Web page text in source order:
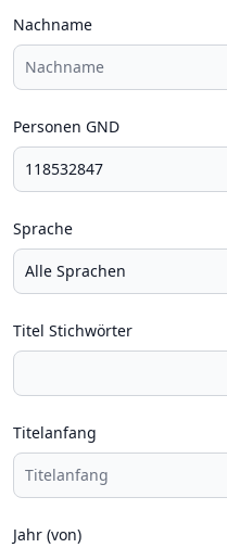
Nachname
Personen GND
Sprache
Titel Stichwörter
Titelanfang
Jahr (von)